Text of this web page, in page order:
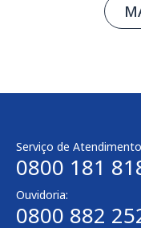
Serviço de
0800 181
Ouvidoria:
0800 882